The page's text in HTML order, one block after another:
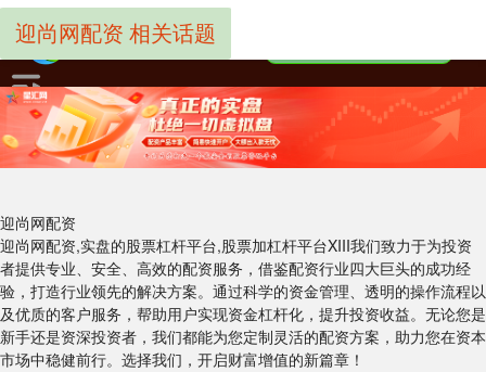
迎尚网配资
迎尚网配资,实盘的股票杠杆平台,股票加杠杆平台XIII‌我们致力于为投资
者提供专业、安全、高效的配资服务，借鉴配资行业四大巨头的成功经
验，打造行业领先的解决方案。通过科学的资金管理、透明的操作流程以
及优质的客户服务，帮助用户实现资金杠杆化，提升投资收益。无论您是
新手还是资深投资者，我们都能为您定制灵活的配资方案，助力您在资本
市场中稳健前行。选择我们，开启财富增值的新篇章！
迎尚网配资 相关话题